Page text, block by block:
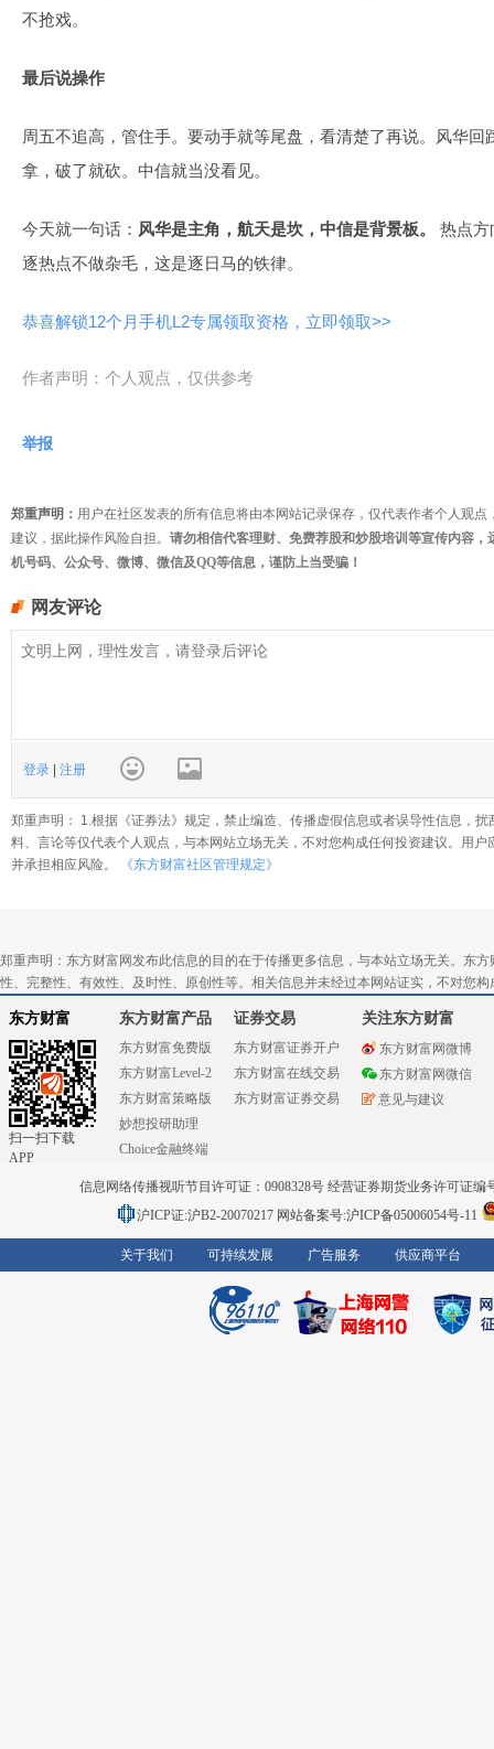
不抢戏。
最后说操作
周五不追高，管住手。要动手就等尾盘，看清楚了再说。风华
拿，破了就砍。中信就当没看见。
今天就一句话： 风华是主角，航天是坎，中信是背景板。
热点方
逐热点不做杂毛，这是逐日马的铁律。
恭喜解锁12个月手机L2专属领取资格，立即领取>>
作者声明：个人观点，仅供参考
举报
郑重声明： 用户在社区发表的所有信息将由本网站记录保存，仅代表作者个人观
建议，据此操作风险自担。 请勿相信代客理财、免费荐股和炒股培训等宣传内容
机号码、公众号、微博、微信及QQ等信息，谨防上当受骗！
网友评论
登录 注册
郑重声明： 1.根据《证券法》规定，禁止编造、传播虚假信息或者误导性信息，
料、言论等仅代表个人观点，与本网站立场无关，不对您构成任何投资建议。用
并承担相应风险。
《东方财富社区管理规定》
郑重声明：东方财富网发布此信息的目的在于传播更多信息，与本站立场无关。东
性、完整性、有效性、及时性、原创性等。相关信息并未经过本网站证实，不对您
东方财富
扫一扫下载
APP
东方财富产品
东方财富免费版
东方财富Level-2
东方财富策略版
妙想投研助理
Choice金融终端
证券交易
东方财富证券开户
东方财富在线交易
东方财富证券交易
关注东方财富
东方财富网微博
东方财富网微信
意见与建议
信息网络传播视听节目许可证：0908328号 经营证券期货业务许可证编
沪ICP证:沪B2-20070217 网站备案号:沪ICP备05006054号-11
关于我们 可持续发展 广告服务 供应商平台